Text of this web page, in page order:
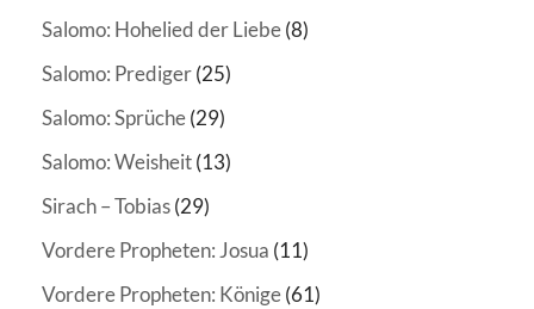
Salomo: Hohelied der Liebe(8)
Salomo: Prediger(25)
Salomo: Sprüche(29)
Salomo: Weisheit(13)
Sirach – Tobias(29)
Vordere Propheten: Josua (11)
Vordere Propheten: Könige(61)